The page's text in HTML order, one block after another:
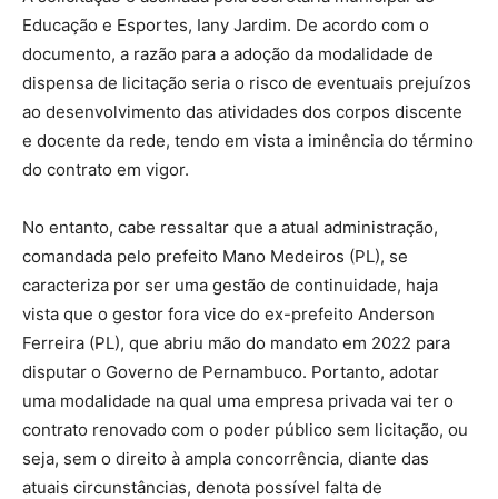
Educação e Esportes, Iany Jardim. De acordo com o
documento, a razão para a adoção da modalidade de
dispensa de licitação seria o risco de eventuais prejuízos
ao desenvolvimento das atividades dos corpos discente
e docente da rede, tendo em vista a iminência do término
do contrato em vigor.
No entanto, cabe ressaltar que a atual administração,
comandada pelo prefeito Mano Medeiros (PL), se
caracteriza por ser uma gestão de continuidade, haja
vista que o gestor fora vice do ex-prefeito Anderson
Ferreira (PL), que abriu mão do mandato em 2022 para
disputar o Governo de Pernambuco. Portanto, adotar
uma modalidade na qual uma empresa privada vai ter o
contrato renovado com o poder público sem licitação, ou
seja, sem o direito à ampla concorrência, diante das
atuais circunstâncias, denota possível falta de